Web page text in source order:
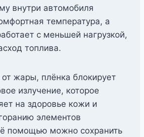
внутри автомобиля
температура, а
с меньшей нагрузкой,
топлива.
жары, плёнка блокирует
излучение, которое
на здоровье кожи и
элементов
помощью можно сохранить